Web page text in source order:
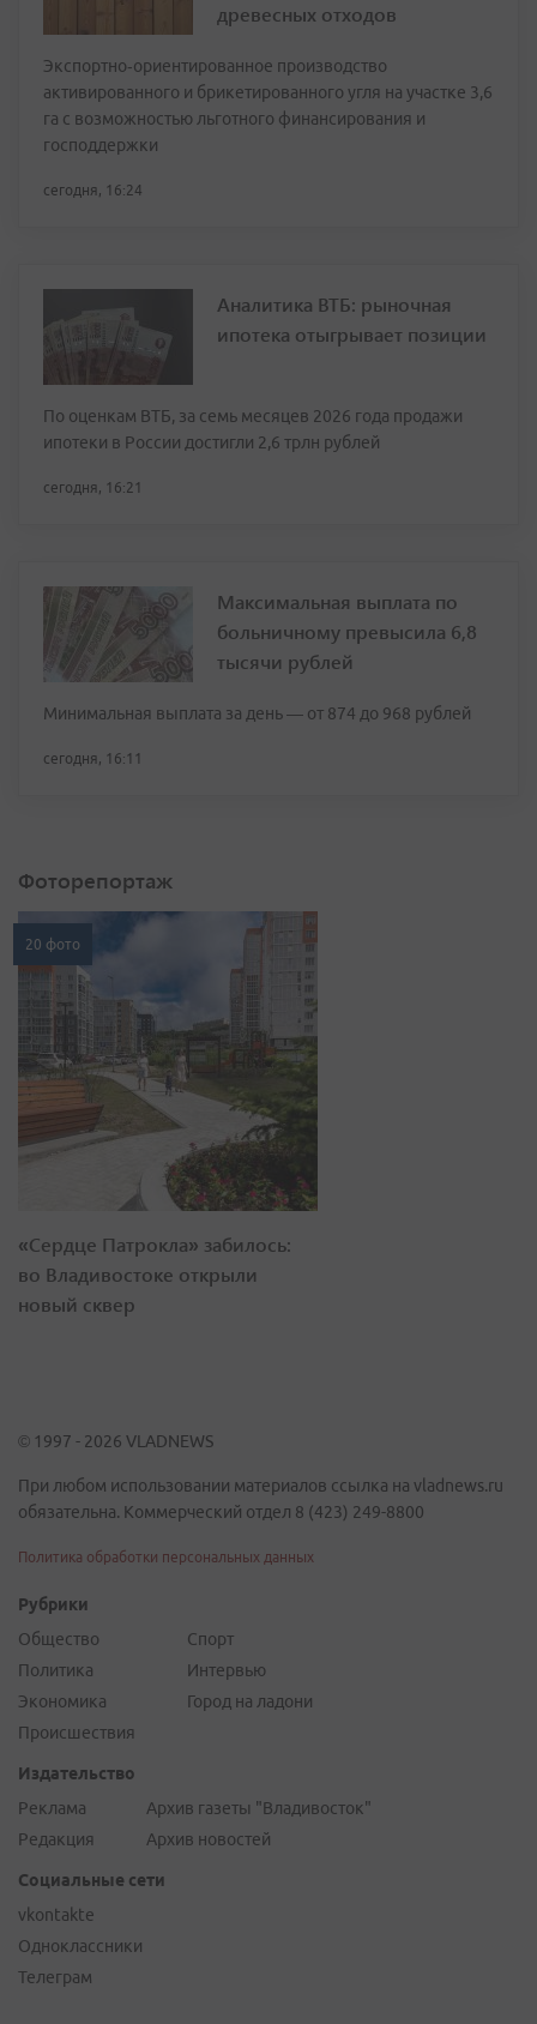
древесных отходов
Экспортно‑ориентированное производство
активированного и брикетированного угля на участке 3,6
га с возможностью льготного финансирования и
господдержки
сегодня, 16:24
Аналитика ВТБ: рыночная
ипотека отыгрывает позиции
По оценкам ВТБ, за семь месяцев 2026 года продажи
ипотеки в России достигли 2,6 трлн рублей
сегодня, 16:21
Максимальная выплата по
больничному превысила 6,8
тысячи рублей
Минимальная выплата за день — от 874 до 968 рублей
сегодня, 16:11
Фоторепортаж
20 фото
«Сердце Патрокла» забилось:
во Владивостоке открыли
новый сквер
© 1997 - 2026 VLADNEWS
При любом использовании материалов ссылка на vladnews.ru
обязательна. Коммерческий отдел 8 (423) 249-8800
Политика обработки персональных данных
Рубрики
Общество
Политика
Экономика
Происшествия
Спорт
Интервью
Город на ладони
Издательство
Реклама
Редакция
Архив газеты "Владивосток"
Архив новостей
Социальные сети
vkontakte
Одноклассники
Телеграм